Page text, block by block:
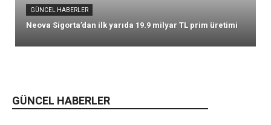
GÜNCEL HABERLER
GÜNCEL HABERLER
Neova Sigorta’dan ilk yarıda 19.9 milyar TL prim üretimi